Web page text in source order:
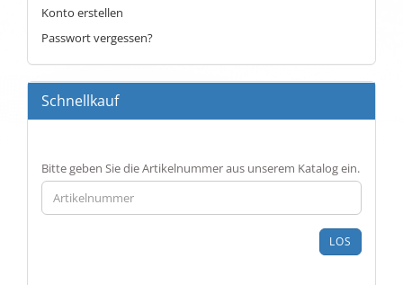
Konto erstellen
Passwort vergessen?
Schnellkauf
BITTE
GEBEN
SIE
DIE
Bitte geben Sie die Artikelnummer aus unserem Katalog ein.
LOS